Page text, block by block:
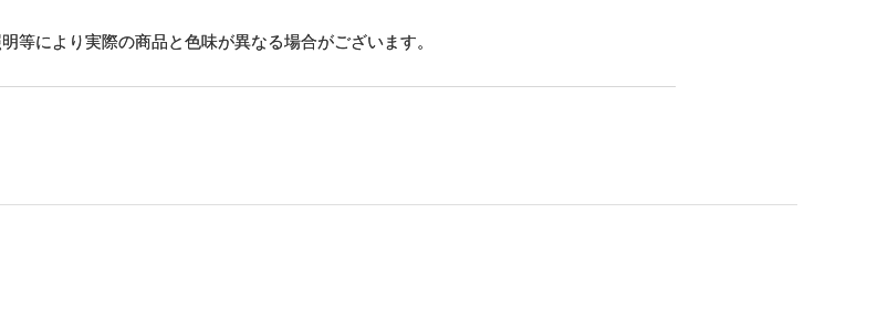
等により実際の商品と色味が異なる場合がございます。